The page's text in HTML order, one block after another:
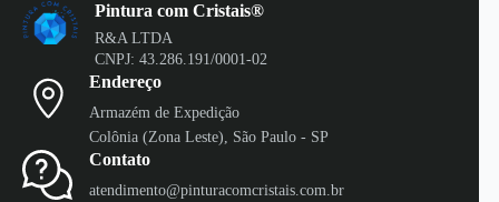
Pintura com Cristais®
R&A LTDA
CNPJ: 43.286.191/0001-02
Endereço
Armazém de Expedição
Colônia (Zona Leste), São Paulo - SP
Contato
atendimento@pinturacomcristais.com.br